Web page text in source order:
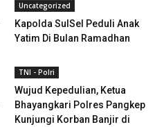
Uncategorized
Kapolda SulSel Peduli Anak
Yatim Di Bulan Ramadhan
TNI - Polri
Wujud Kepedulian, Ketua
Bhayangkari Polres Pangkep
Kunjungi Korban Banjir di